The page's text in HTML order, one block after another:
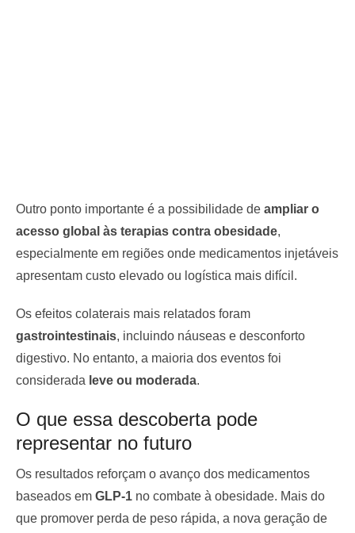
Outro ponto importante é a possibilidade de ampliar o
acesso global às terapias contra obesidade,
especialmente em regiões onde medicamentos injetáveis
apresentam custo elevado ou logística mais difícil.
Os efeitos colaterais mais relatados foram
gastrointestinais, incluindo náuseas e desconforto
digestivo. No entanto, a maioria dos eventos foi
considerada leve ou moderada.
O que essa descoberta pode
representar no futuro
Os resultados reforçam o avanço dos medicamentos
baseados em GLP-1 no combate à obesidade. Mais do
que promover perda de peso rápida, a nova geração de